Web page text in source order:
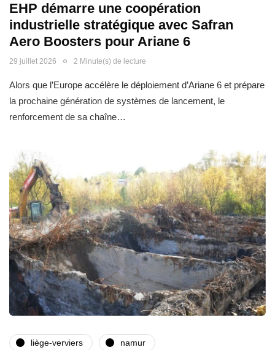
EHP démarre une coopération
industrielle stratégique avec Safran
Aero Boosters pour Ariane 6
29 juillet 2026 2 Minute(s) de lecture
Alors que l’Europe accélère le déploiement d’Ariane 6 et prépare
la prochaine génération de systèmes de lancement, le
renforcement de sa chaîne…
liège-verviers namur